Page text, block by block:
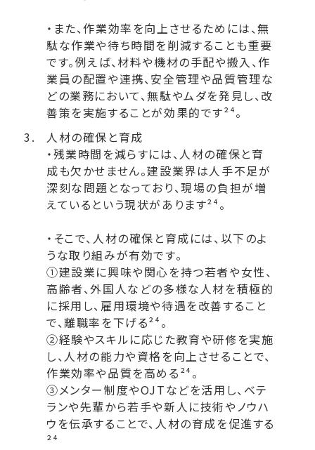
・また、作業効率を向上させるためには、無
駄な作業や待ち時間を削減することも重要
です。例えば、材料や機材の手配や搬入、作
業員の配置や連携、安全管理や品質管理な
どの業務において、無駄やムダを発見し、改
善策を実施することが効果的です²⁴。
人材の確保と育成
・残業時間を減らすには、人材の確保と育
成も欠かせません。建設業界は人手不足が
深刻な問題となっており、現場の負担が増
えているという現状があります²⁴。
・そこで、人材の確保と育成には、以下のよ
うな取り組みが有効です。
①建設業に興味や関心を持つ若者や女性、
高齢者、外国人などの多様な人材を積極的
に採用し、雇用環境や待遇を改善すること
で、離職率を下げる²⁴。
②経験やスキルに応じた教育や研修を実施
し、人材の能力や資格を向上させることで、
作業効率や品質を高める²⁴。
③メンター制度やOJTなどを活用し、ベテ
ランや先輩から若手や新人に技術やノウハ
ウを伝承することで、人材の育成を促進する
²⁴